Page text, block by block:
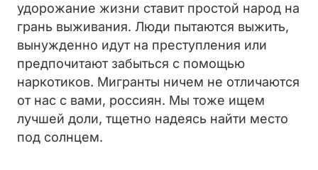
удорожание жизни ставит простой народ на
грань выживания. Люди пытаются выжить,
вынужденно идут на преступления или
предпочитают забыться с помощью
наркотиков. Мигранты ничем не отличаются
от нас с вами, россиян. Мы тоже ищем
лучшей доли, тщетно надеясь найти место
под солнцем.